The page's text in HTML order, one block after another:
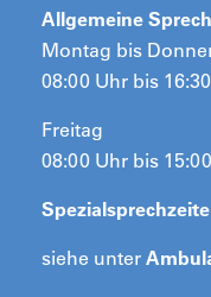
Allgemeine
Montag bis
08:00 Uhr bis
Freitag
08:00 Uhr bis
siehe unter